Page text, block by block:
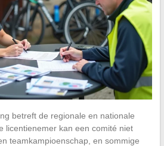
betreft de regionale en nationale
licentienemer kan een comité niet
teamkampioenschap, en sommige